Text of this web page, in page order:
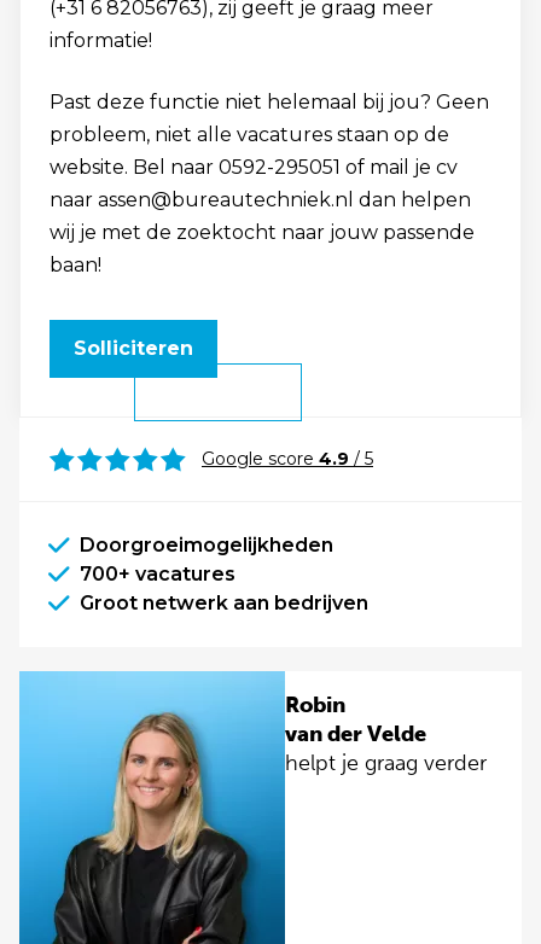
(+31 6 82056763), zij geeft je graag meer
informatie!
Past deze functie niet helemaal bij jou? Geen
probleem, niet alle vacatures staan op de
website. Bel naar 0592-295051 of mail je cv
naar assen@bureautechniek.nl dan helpen
wij je met de zoektocht naar jouw passende
baan!
Solliciteren
Google score 4.9 / 5
Doorgroeimogelijkheden
700+ vacatures
Groot netwerk aan bedrijven
Robin
van der Velde
helpt je graag verder